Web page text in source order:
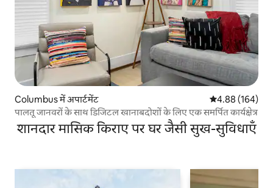
Columbus में अपार्टमेंट औसत रेटिंग 5 में से
4.88 (164)
पालतू जानवरों के साथ डिजिटल खानाबदोशों के लिए एक समर्पित कार्यक्षेत्र
शानदार मासिक किराए पर घर जैसी सुख-सुविधाएँ